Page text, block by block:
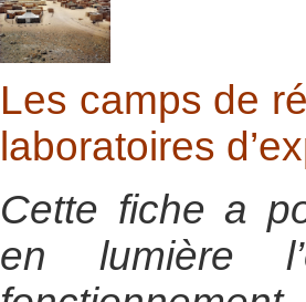
Les camps de
laboratoires
Cette fiche a
en lumière